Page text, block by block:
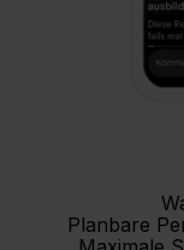
Planbare